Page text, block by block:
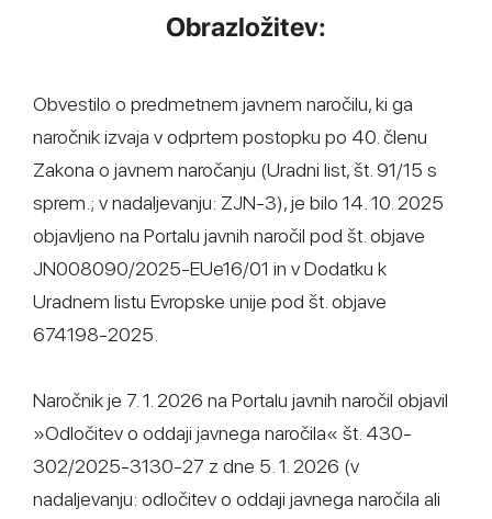
Obrazložitev:
Obvestilo o predmetnem javnem naročilu, ki ga
naročnik izvaja v odprtem postopku po 40. členu
Zakona o javnem naročanju (Uradni list, št. 91/15 s
sprem.; v nadaljevanju: ZJN-3), je bilo 14. 10. 2025
objavljeno na Portalu javnih naročil pod št. objave
JN008090/2025-EUe16/01 in v Dodatku k
Uradnem listu Evropske unije pod št. objave
674198-2025.
Naročnik je 7. 1. 2026 na Portalu javnih naročil objavil
»Odločitev o oddaji javnega naročila« št. 430-
302/2025-3130-27 z dne 5. 1. 2026 (v
nadaljevanju: odločitev o oddaji javnega naročila ali